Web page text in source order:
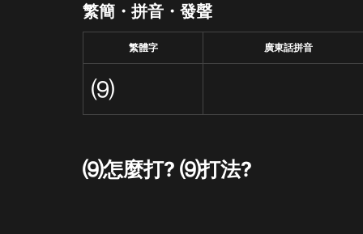
繁簡・拼音・發聲
繁體字 廣東話拼音
⑼
⑼怎麼打? ⑼打法?